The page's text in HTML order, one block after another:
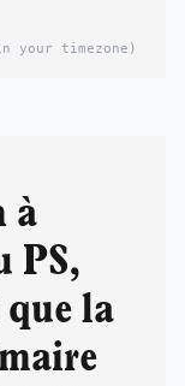
your timezone)
à
PS,
que la